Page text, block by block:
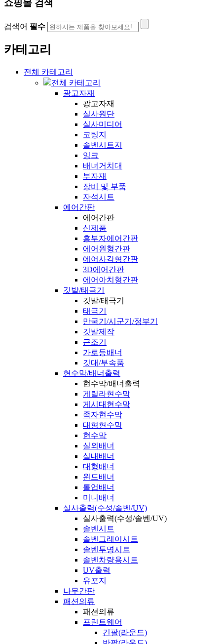
쇼핑몰 검색
검색어 필수
카테고리
전체 카테고리
전체 카테고리
광고자재
광고자재
실사원단
실사미디어
코팅지
솔벤시트지
잉크
배너거치대
부자재
장비 및 부품
자석시트
에어간판
에어간판
신제품
흥부자에어간판
에어원형간판
에어사각형간판
3D에어간판
에어아치형간판
깃발/태극기
깃발/태극기
태극기
만국기/시군기/정부기
깃발제작
근조기
가로등배너
깃대/부속품
현수막/배너출력
현수막/배너출력
게릴라현수막
게시대현수막
족자현수막
대형현수막
현수막
실외배너
실내배너
대형배너
윈드배너
롤업배너
미니배너
실사출력(수성/솔벤/UV)
실사출력(수성/솔벤/UV)
솔벤시트
솔벤그레이시트
솔벤투명시트
솔벤차량용시트
UV출력
유포지
나무간판
패션의류
패션의류
프린트웨어
긴팔(라운드)